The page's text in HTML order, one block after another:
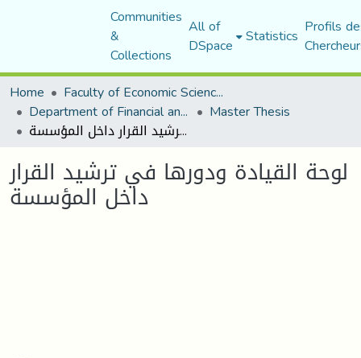
Communities
&
Collections
All of
DSpace Statistics Profils
Home
Faculty of Economic Sciences, Commerce and Management Sciences
Department of Financial and Accounting Sciences Master Thesis
لوحة القيادة ودورها في ترشيد القرار داخل المؤسسة
لوحة القيادة ودورها في ترشيد القرار
داخل المؤسسة